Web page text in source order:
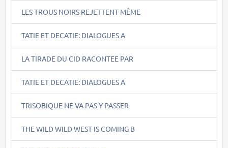
LES TROUS NOIRS REJETTENT MÊME
TATIE ET DECATIE: DIALOGUES A
LA TIRADE DU CID RACONTEE PAR
TATIE ET DECATIE: DIALOGUES A
TRISOBIQUE NE VA PAS Y PASSER
THE WILD WILD WEST IS COMING B